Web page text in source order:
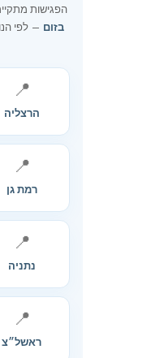
הפגישות
בזום — לפי
📍
הרצליה
📍
רמת גן
📍
נתניה
📍
ראשל״צ